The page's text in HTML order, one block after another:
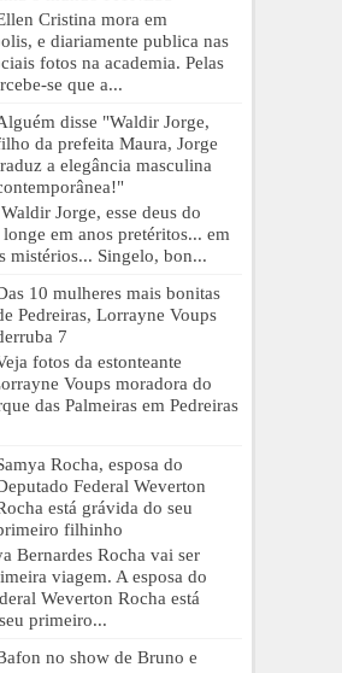
Cristina mora em
e diariamente publica nas
fotos na academia. Pelas
se que a...
disse "Waldir Jorge,
da prefeita Maura, Jorge
a elegância masculina
Jorge, esse deus do
em anos pretéritos... em
mistérios... Singelo, bon...
10 mulheres mais bonitas
Pedreiras, Lorrayne Voups
7
fotos da estonteante
Voups moradora do
das Palmeiras em Pedreiras
Rocha, esposa do
Federal Weverton
está grávida do seu
filhinho
Bernardes Rocha vai ser
viagem. A esposa do
Weverton Rocha está
primeiro...
no show de Bruno e